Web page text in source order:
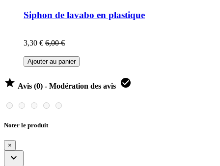
Siphon de lavabo en plastique
3,30 € 6,00 €
Ajouter au panier
 Avis (0) - Modération des avis 
Noter le produit
×
